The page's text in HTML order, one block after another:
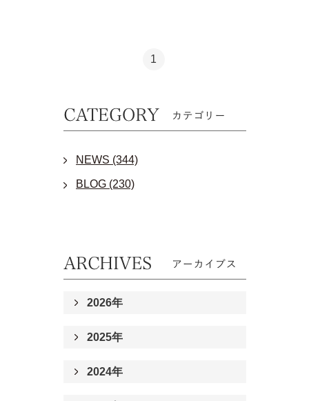
1
NEWS (344)
BLOG (230)
2026年
2025年
2024年